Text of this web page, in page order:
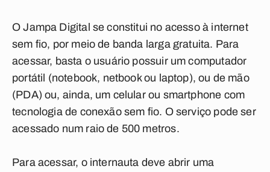
O Jampa Digital se constitui no acesso à internet
sem fio, por meio de banda larga gratuita. Para
acessar, basta o usuário possuir um computador
portátil (notebook, netbook ou laptop), ou de mão
(PDA) ou, ainda, um celular ou smartphone com
tecnologia de conexão sem fio. O serviço pode ser
acessado num raio de 500 metros.
Para acessar, o internauta deve abrir uma